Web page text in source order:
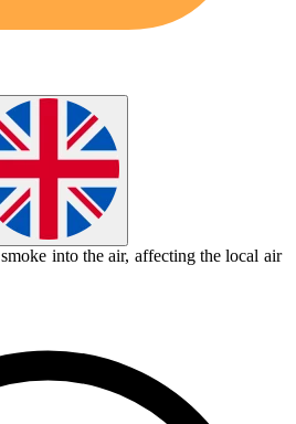
smoke into the air, affecting the local air